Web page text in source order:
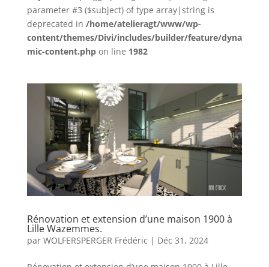
parameter #3 ($subject) of type array|string is
deprecated in /home/atelieragt/www/wp-
content/themes/Divi/includes/builder/feature/dyna
mic-content.phpon line 1982
Rénovation et extension d’une maison 1900 à
Lille Wazemmes.
par WOLFERSPERGER Frédéric | Déc 31, 2024